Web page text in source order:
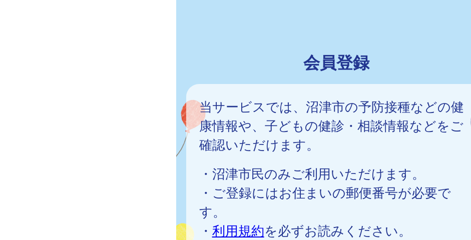
会員登録
当サービスでは、沼津市の予防接種などの健
康情報や、子どもの健診・相談情報などをご
確認いただけます。
・沼津市民のみご利用いただけます。
・ご登録にはお住まいの郵便番号が必要で
す。
・ 利用規約を必ずお読みください。